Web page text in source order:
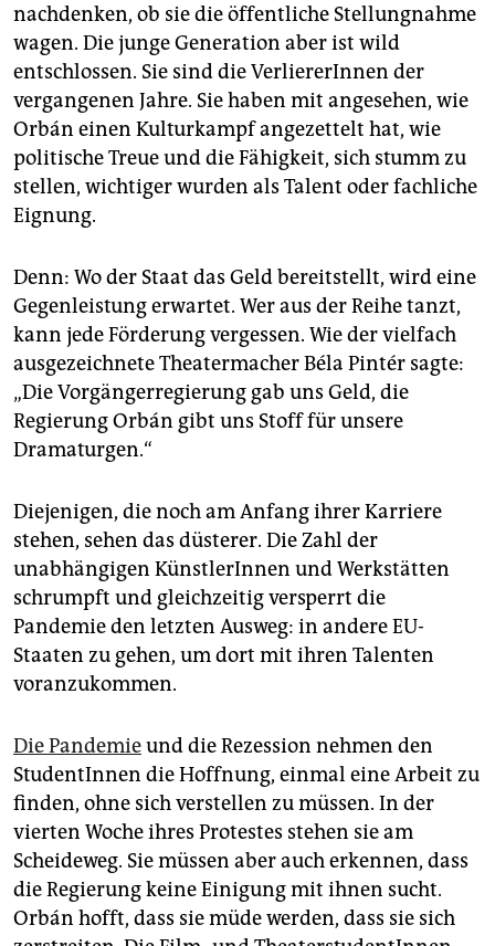
nachdenken, ob sie die öffentliche Stellungnahme
wagen. Die junge Generation aber ist wild
entschlossen. Sie sind die VerliererInnen der
vergangenen Jahre. Sie haben mit angesehen, wie
Orbán einen Kulturkampf angezettelt hat, wie
politische Treue und die Fähigkeit, sich stumm zu
stellen, wichtiger wurden als Talent oder fachliche
Eignung.
Denn: Wo der Staat das Geld bereitstellt, wird eine
Gegenleistung erwartet. Wer aus der Reihe tanzt,
kann jede Förderung vergessen. Wie der vielfach
ausgezeichnete Theatermacher Béla Pintér sagte:
„Die Vorgängerregierung gab uns Geld, die
Regierung Orbán gibt uns Stoff für unsere
Dramaturgen.“
Diejenigen, die noch am Anfang ihrer Karriere
stehen, sehen das düsterer. Die Zahl der
unabhängigen KünstlerInnen und Werkstätten
schrumpft und gleichzeitig versperrt die
Pandemie den letzten Ausweg: in andere EU-
Staaten zu gehen, um dort mit ihren Talenten
voranzukommen.
Die Pandemieund die Rezession nehmen den
StudentInnen die Hoffnung, einmal eine Arbeit zu
finden, ohne sich verstellen zu müssen. In der
vierten Woche ihres Protestes stehen sie am
Scheideweg. Sie müssen aber auch erkennen, dass
die Regierung keine Einigung mit ihnen sucht.
Orbán hofft, dass sie müde werden, dass sie sich